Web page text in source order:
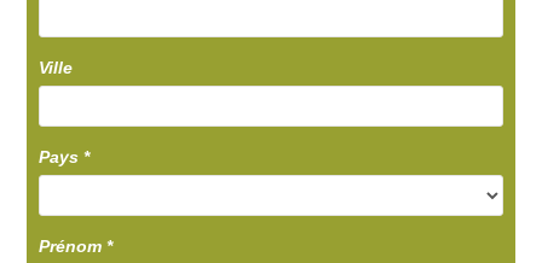
Ville
Pays*
Prénom*